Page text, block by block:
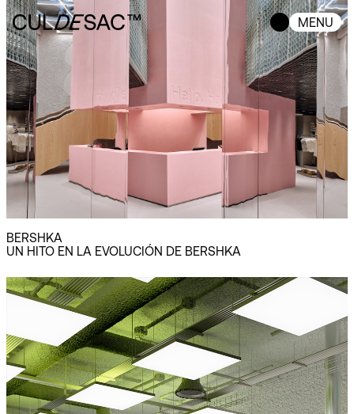
MENU
BERSHKA
UN HITO EN LA EVOLUCIÓN DE BERSHKA